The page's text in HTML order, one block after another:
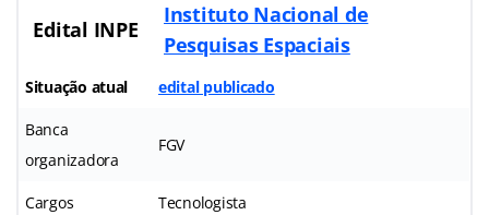
Edital INPE
Instituto Nacional de
Pesquisas Espaciais
Situação atual edital publicado
Banca
organizadora
FGV
Cargos Tecnologista